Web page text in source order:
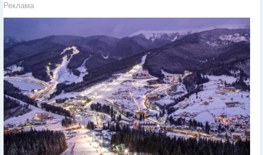
Реклама